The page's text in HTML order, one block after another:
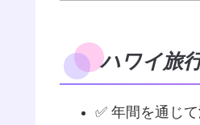
ハワイ旅
✅ 年間を通じ